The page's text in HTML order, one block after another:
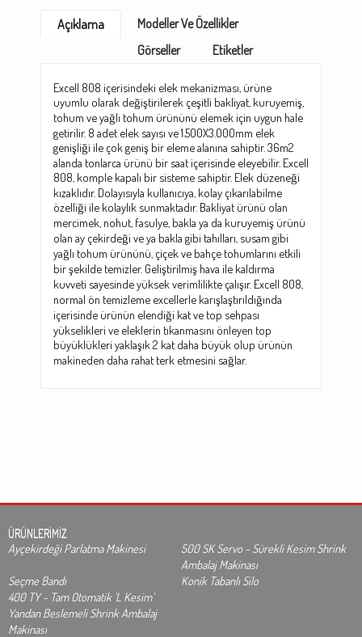
Açıklama
Modeller Ve Özellikler
Görseller
Etiketler
Excell 808 içerisindeki elek mekanizması, ürüne
uyumlu olarak değiştirilerek çeşitli bakliyat, kuruyemiş,
tohum ve yağlı tohum ürününü elemek için uygun hale
getirilir. 8 adet elek sayısı ve 1.500X3.000mm elek
genişliği ile çok geniş bir eleme alanına sahiptir. 36m2
alanda tonlarca ürünü bir saat içerisinde eleyebilir. Excell
808, komple kapalı bir sisteme sahiptir. Elek düzeneği
kızaklıdır. Dolayısıyla kullanıcıya, kolay çıkarılabilme
özelliği ile kolaylık sunmaktadır. Bakliyat ürünü olan
mercimek, nohut, fasulye, bakla ya da kuruyemiş ürünü
olan ay çekirdeği ve ya bakla gibi tahılları, susam gibi
yağlı tohum ürününü, çiçek ve bahçe tohumlarını etkili
bir şekilde temizler. Geliştirilmiş hava ile kaldırma
kuvveti sayesinde yüksek verimlilikte çalışır. Excell 808,
normal ön temizleme excellerle karışlaştırıldığında
içerisinde ürünün elendiği kat ve top sehpası
yükselikleri ve eleklerin tıkanmasını önleyen top
büyüklükleri yaklaşık 2 kat daha büyük olup ürünün
makineden daha rahat terk etmesini sağlar.
ÜRÜNLERİMİZ
Ayçekirdeği Parlatma Makinesi
500 SK Servo - Sürekli Kesim Shrink
Ambalaj Makinası
Seçme Bandı
Konik Tabanlı Silo
400 TY - Tam Otomatik ‘L Kesim’
Yandan Beslemeli Shrink Ambalaj
Makinası